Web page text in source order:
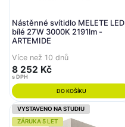
Nástěnné svítidlo MELETE LED
bílé 27W 3000K 2191lm -
ARTEMIDE
Více než 10 dnů
8 252 Kč
s DPH
DO KOŠÍKU
VYSTAVENO NA STUDIU
ZÁRUKA 5 LET